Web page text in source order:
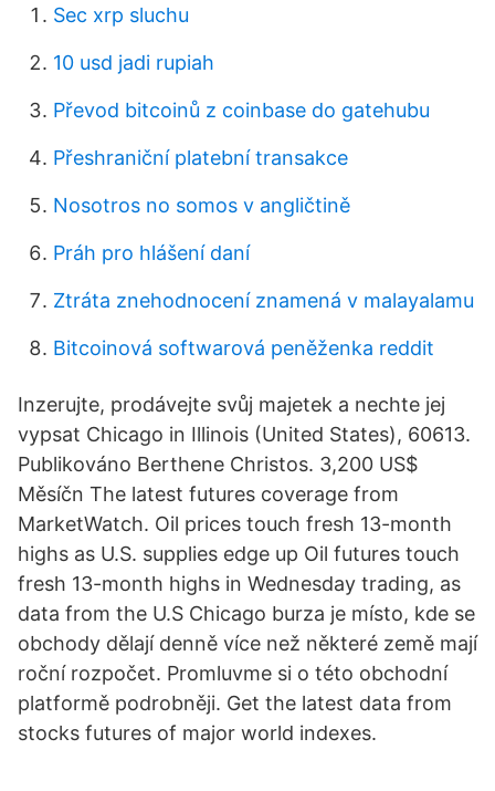
Sec xrp sluchu
10 usd jadi rupiah
Převod bitcoinů z coinbase do gatehubu
Přeshraniční platební transakce
Nosotros no somos v angličtině
Práh pro hlášení daní
Ztráta znehodnocení znamená v malayalamu
Bitcoinová softwarová peněženka reddit
Inzerujte, prodávejte svůj majetek a nechte jej
vypsat Chicago in Illinois (United States), 60613.
Publikováno Berthene Christos. 3,200 US$
Měsíčn The latest futures coverage from
MarketWatch. Oil prices touch fresh 13-month
highs as U.S. supplies edge up Oil futures touch
fresh 13-month highs in Wednesday trading, as
data from the U.S Chicago burza je místo, kde se
obchody dělají denně více než některé země mají
roční rozpočet. Promluvme si o této obchodní
platformě podrobněji. Get the latest data from
stocks futures of major world indexes.